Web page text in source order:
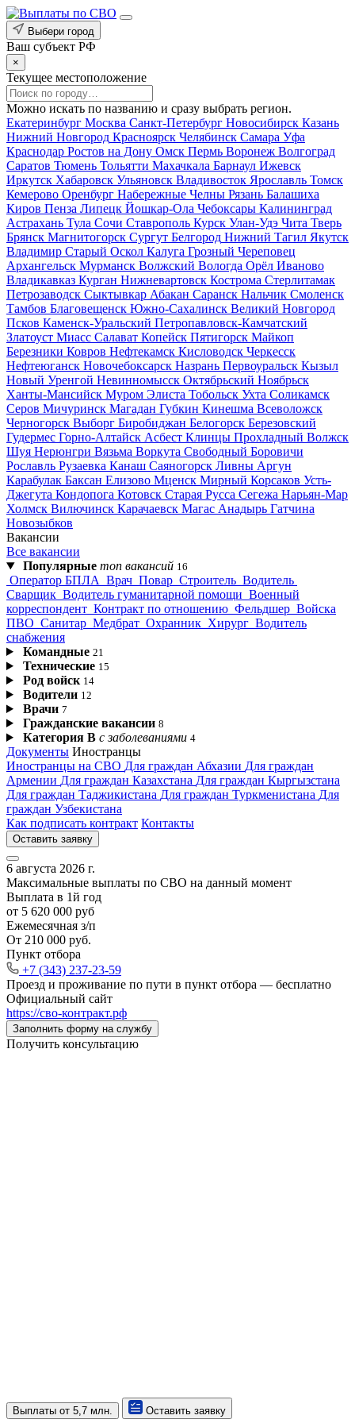
Выбери город
Ваш субъект РФ
×
Текущее местоположение
Можно искать по названию и сразу выбрать регион.
Екатеринбург Москва Санкт-Петербург Новосибирск Казань
Нижний Новгород Красноярск Челябинск Самара Уфа
Краснодар Ростов на Дону Омск Пермь Воронеж Волгоград
Саратов Тюмень Тольятти Махачкала Барнаул Ижевск
Иркутск Хабаровск Ульяновск Владивосток Ярославль Томск
Кемерово Оренбург Набережные Челны Рязань Балашиха
Киров Пенза Липецк Йошкар-Ола Чебоксары Калининград
Астрахань Тула Сочи Ставрополь Курск Улан-Удэ Чита Тверь
Брянск Магнитогорск Сургут Белгород Нижний Тагил Якутск
Владимир Старый Оскол Калуга Грозный Череповец
Архангельск Мурманск Волжский Вологда Орёл Иваново
Владикавказ Курган Нижневартовск Кострома Стерлитамак
Петрозаводск Сыктывкар Абакан Саранск Нальчик Смоленск
Тамбов Благовещенск Южно-Сахалинск Великий Новгород
Псков Каменск-Уральский Петропавловск-Камчатский
Златоуст Миасс Салават Копейск Пятигорск Майкоп
Березники Ковров Нефтекамск Кисловодск Черкесск
Нефтеюганск Новочебоксарск Назрань Первоуральск Кызыл
Новый Уренгой Невинномысск Октябрьский Ноябрьск
Ханты-Мансийск Муром Элиста Тобольск Ухта Соликамск
Серов Мичуринск Магадан Губкин Кинешма Всеволожск
Черногорск Выборг Биробиджан Белогорск Березовский
Гудермес Горно-Алтайск Асбест Клинцы Прохладный Волжск
Шуя Нерюнгри Вязьма Воркута Свободный Боровичи
Рославль Рузаевка Канаш Саяногорск Ливны Аргун
Карабулак Баксан Елизово Мценск Мирный Корсаков Усть-
Джегута Кондопога Котовск Старая Русса Сегежа Нарьян-Мар
Холмск Вилючинск Карачаевск Магас Анадырь Гатчина
Новозыбков
Вакансии
Все вакансии
Популярные топ вакансий 16
Оператор БПЛА Врач Повар Строитель Водитель
Сварщик Водитель гуманитарной помощи Военный
корреспондент Контракт по отношению Фельдшер Войска
ПВО Санитар Медбрат Охранник Хирург Водитель
снабжения
Командные 21
Технические 15
Род войск 14
Водители 12
Врачи 7
Гражданские вакансии 8
Категория В с заболеваниями 4
Документы Иностранцы
Иностранцы на СВО Для граждан Абхазии Для граждан
Армении Для граждан Казахстана Для граждан Кыргызстана
Для граждан Таджикистана Для граждан Туркменистана Для
граждан Узбекистана
Как подписать контракт Контакты
Оставить заявку
6 августа 2026 г.
Максимальные выплаты по СВО на данный момент
Выплата в 1й год
от 5 620 000 руб
Ежемесячная з/п
От 210 000 руб.
Пункт отбора
+7 (343) 237-23-59
Проезд и проживание по пути в пункт отбора — бесплатно
Официальный сайт
https://сво‑контракт.рф
Заполнить форму на службу
Получить консультацию
Выплаты от 5,7 млн. Оставить заявку